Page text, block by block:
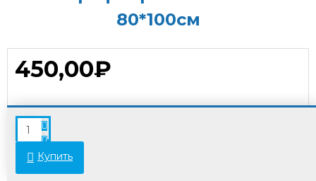
80*100см
450,00₽
Купить
В связи с переоценкой товара стоимость
некоторых позиций может отличаться от
указанной на сайте. Просьба уточнять актуальные